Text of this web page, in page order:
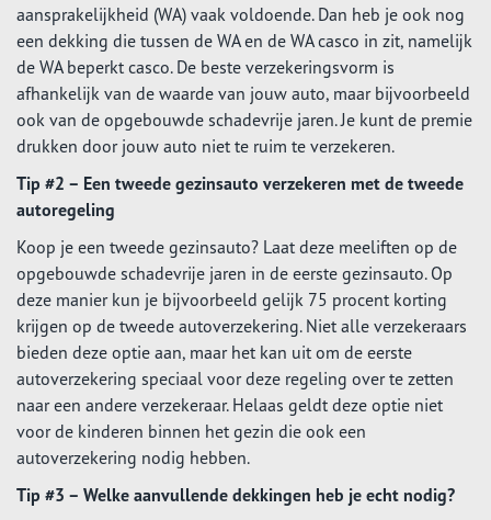
aansprakelijkheid (WA) vaak voldoende. Dan heb je ook nog
een dekking die tussen de WA en de WA casco in zit, namelijk
de WA beperkt casco. De beste verzekeringsvorm is
afhankelijk van de waarde van jouw auto, maar bijvoorbeeld
ook van de opgebouwde schadevrije jaren. Je kunt de premie
drukken door jouw auto niet te ruim te verzekeren.
Tip #2 – Een tweede gezinsauto verzekeren met de tweede
autoregeling
Koop je een tweede gezinsauto? Laat deze meeliften op de
opgebouwde schadevrije jaren in de eerste gezinsauto. Op
deze manier kun je bijvoorbeeld gelijk 75 procent korting
krijgen op de tweede autoverzekering. Niet alle verzekeraars
bieden deze optie aan, maar het kan uit om de eerste
autoverzekering speciaal voor deze regeling over te zetten
naar een andere verzekeraar. Helaas geldt deze optie niet
voor de kinderen binnen het gezin die ook een
autoverzekering nodig hebben.
Tip #3 – Welke aanvullende dekkingen heb je echt nodig?